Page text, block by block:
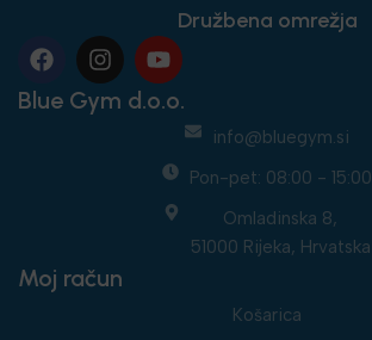
Družbena omrežja
Blue Gym d.o.o.
info@bluegym.si
Pon-pet: 08:00 - 15:00
Omladinska 8,
51000 Rijeka, Hrvatska
Moj račun
Košarica